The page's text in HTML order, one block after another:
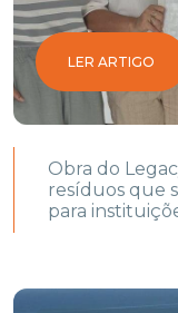
LER ARTIGO
Obra do
resíduos que
para